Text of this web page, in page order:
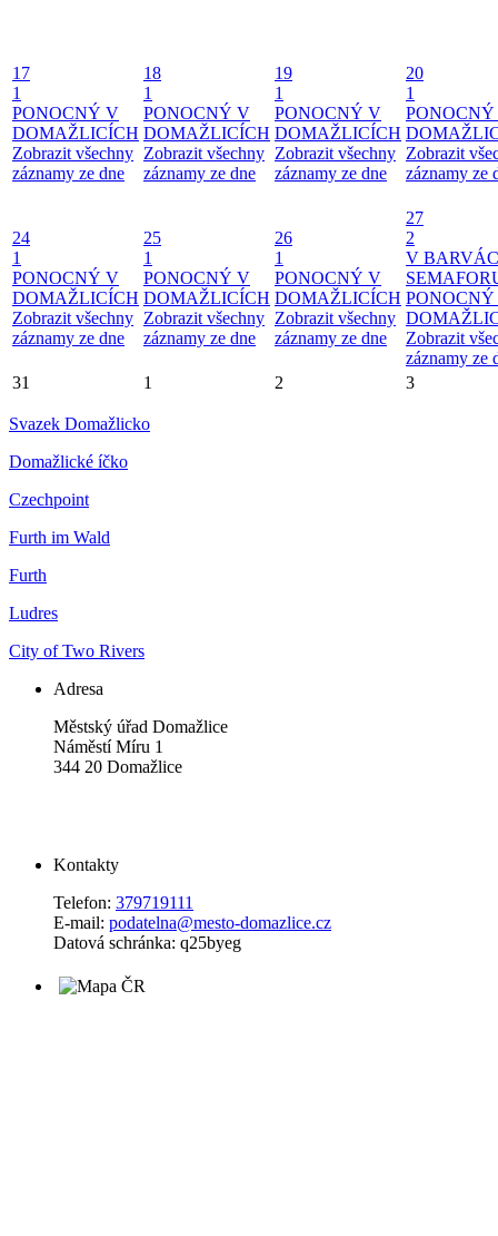
17
1
PONOCNÝ V
DOMAŽLICÍCH
Zobrazit všechny
záznamy ze dne
18
1
PONOCNÝ V
DOMAŽLICÍCH
Zobrazit všechny
záznamy ze dne
19
1
PONOCNÝ V
DOMAŽLICÍCH
Zobrazit všechny
záznamy ze dne
20
1
Zobrazit
záznamy ze
24
1
PONOCNÝ V
DOMAŽLICÍCH
Zobrazit všechny
záznamy ze dne
25
1
PONOCNÝ V
DOMAŽLICÍCH
Zobrazit všechny
záznamy ze dne
26
1
PONOCNÝ V
DOMAŽLICÍCH
Zobrazit všechny
záznamy ze dne
27
2
V
Zobrazit
záznamy ze
31
1 2 3
Svazek Domažlicko
Domažlické íčko
Czechpoint
Furth im Wald
Furth
Ludres
City of Two Rivers
Adresa
Městský úřad Domažlice
Náměstí Míru 1
344 20 Domažlice
Kontakty
Telefon: 379719111
E-mail: podatelna@mesto-domazlice.cz
Datová schránka: q25byeg